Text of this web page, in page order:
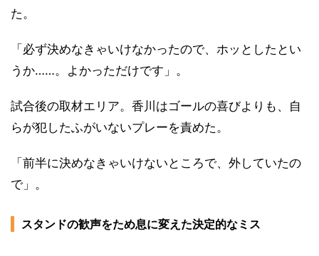
た。
「必ず決めなきゃいけなかったので、ホッとしたとい
うか……。よかっただけです」。
試合後の取材エリア。香川はゴールの喜びよりも、自
らが犯したふがいないプレーを責めた。
「前半に決めなきゃいけないところで、外していたの
で」。
スタンドの歓声をため息に変えた決定的なミス